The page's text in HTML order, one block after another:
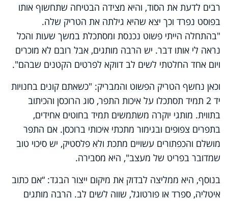
רבים לדעת את הסוד, והיא מצידה הבטיחה שתחשוף אותו
בפוסט נפרד וכך יצא שהיא גילתה את הטריק שלה.
"בהתחלה הייתי פשוט נכנסת ומסתכלת במשך שעות והכל
נראה לי אותו דבר. יש הרבה מותגים, אבל רובם לא מוכרים
ויום אחד החלטתי לשים לב דווקא לפרטים הקטנים שבהם".
וכאן נחשף הטריק הפשוט והמבריק: "כשאתם קונים בחנויות
יד 2 תמיד תסתכלו על איכות התפר, סוג הרוכסן והכיתוב
בתווית. מותגי יוקרה משתמשים תמיד בחוטים אחידים,
בתפרים צפופים ובגימור מתכתי איכותי ברוכסן. אם התפר
מושלם והכפתורים עשויים מתכת ולא פלסטיק, יש סיכוי טוב
שמדובר בפריט של מעצב", היא מסבירה.
בנוסף, היא ממליצה לבדוק את מיקום ייצור הבגד: “אם כתוב
איטליה, ספרד או פורטוגל, שווה לשים לב. הרבה מותגים